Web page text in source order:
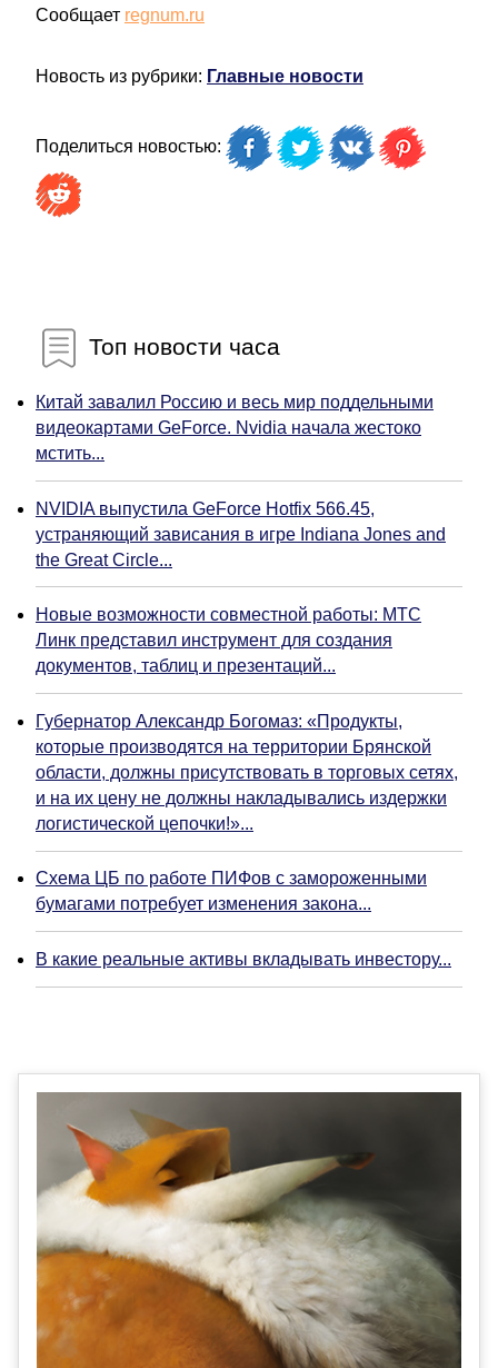
Сообщает regnum.ru
Новость из рубрики: Главные новости
Поделиться новостью:
Топ новости часа
Китай завалил Россию и весь мир поддельными
видеокартами GeForce. Nvidia начала жестоко
мстить...
NVIDIA выпустила GeForce Hotfix 566.45,
устраняющий зависания в игре Indiana Jones and
the Great Circle...
Новые возможности совместной работы: МТС
Линк представил инструмент для создания
документов, таблиц и презентаций...
Губернатор Александр Богомаз: «Продукты,
которые производятся на территории Брянской
области, должны присутствовать в торговых сетях,
и на их цену не должны накладывались издержки
логистической цепочки!»...
Схема ЦБ по работе ПИФов с замороженными
бумагами потребует изменения закона...
В какие реальные активы вкладывать инвестору...